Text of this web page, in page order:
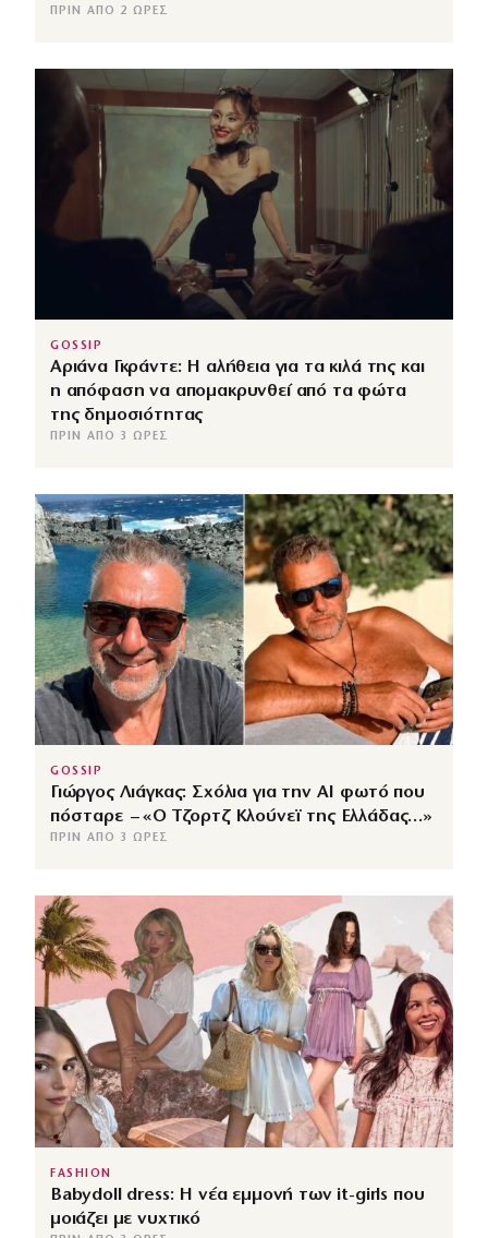
ΠΡΙΝ ΑΠΌ 2 ΏΡΕΣ
GOSSIP
Αριάνα Γκράντε: Η αλήθεια για τα κιλά της και
η απόφαση να απομακρυνθεί από τα φώτα
της δημοσιότητας
ΠΡΙΝ ΑΠΌ 3 ΏΡΕΣ
GOSSIP
Γιώργος Λιάγκας: Σχόλια για την ΑΙ φωτό που
πόσταρε – «Ο Τζορτζ Κλούνεϊ της Ελλάδας…»
ΠΡΙΝ ΑΠΌ 3 ΏΡΕΣ
FASHION
Babydoll dress: Η νέα εμμονή των it-girls που
μοιάζει με νυχτικό